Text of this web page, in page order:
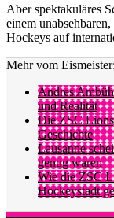
Aber spektakuläres
einem
Hockeys auf
Mehr vom Eismeister:
Andres
und Realität
Die ZSC
Geschichte
Lausanne
genug waren
Wie die ZSC
Hockeystadt